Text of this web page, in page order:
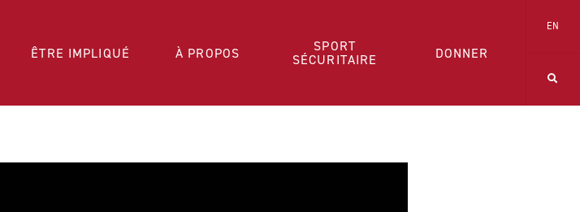
ÊTRE IMPLIQUÉ À PROPOS
SPORT
SÉCURITAIRE
DONNER
EN